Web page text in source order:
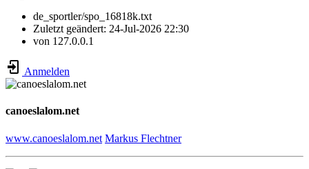
de_sportler/spo_16818k.txt
Zuletzt geändert: 24-Jul-2026 22:30
von 127.0.0.1
Anmelden
canoeslalom.net
www.canoeslalom.net Markus Flechtner